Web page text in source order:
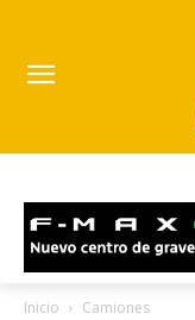
Inicio Camiones